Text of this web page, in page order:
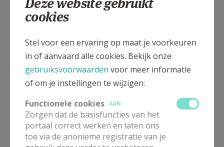
inspireren en begeesteren
cookies
Stel voor een ervaring op maat je voorkeuren
in of aanvaard alle cookies. Bekijk onze
gebruiksvoorwaarden voor meer informatie
of om je instellingen te wijzigen.
Functionele cookies
AAN
Zorgen dat de basisfuncties van het
portaal correct werken en laten ons
toe via de anonieme registratie van je